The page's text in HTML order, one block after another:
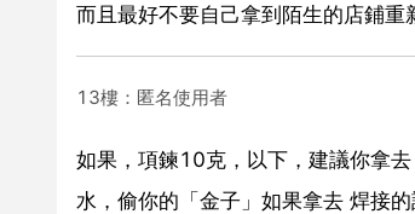
而且最好不要自己拿到陌生的店鋪
13樓：匿名使用者
如果，項鍊10克，以下，建議你拿
水，偷你的「金子」如果拿去 焊接